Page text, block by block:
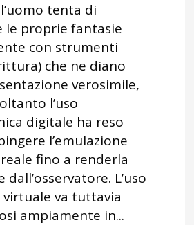
tenta di
le proprie fantasie
con strumenti
che ne diano
verosimile,
l’uso
digitale ha reso
l’emulazione
fino a renderla
L’uso
va tuttavia
ampiamente in...